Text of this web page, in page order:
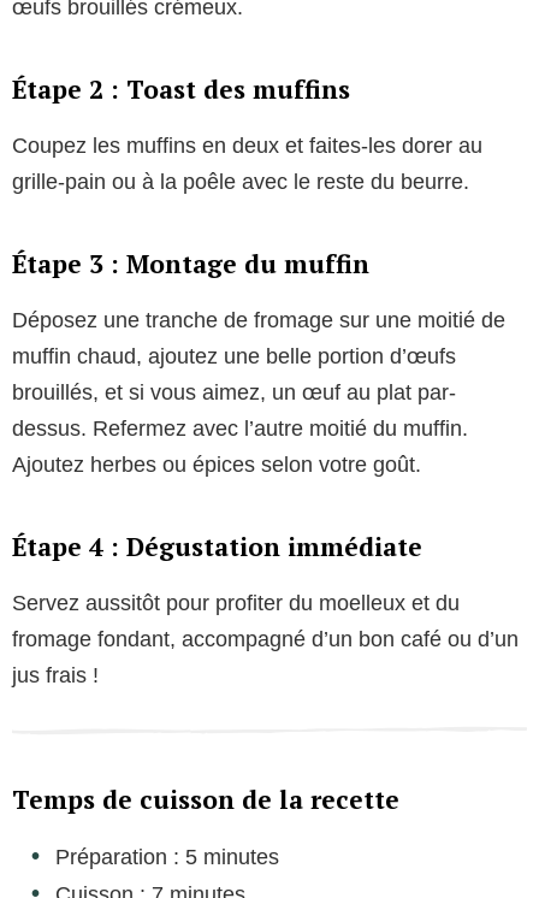
œufs brouillés crémeux.
Étape 2 : Toast des muffins
Coupez les muffins en deux et faites-les dorer au
grille-pain ou à la poêle avec le reste du beurre.
Étape 3 : Montage du muffin
Déposez une tranche de fromage sur une moitié de
muffin chaud, ajoutez une belle portion d’œufs
brouillés, et si vous aimez, un œuf au plat par-
dessus. Refermez avec l’autre moitié du muffin.
Ajoutez herbes ou épices selon votre goût.
Étape 4 : Dégustation immédiate
Servez aussitôt pour profiter du moelleux et du
fromage fondant, accompagné d’un bon café ou d’un
jus frais !
Temps de cuisson de la recette
Préparation : 5 minutes